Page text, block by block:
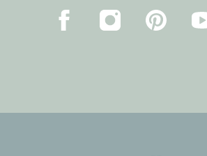
FacebookInstagramPinterest